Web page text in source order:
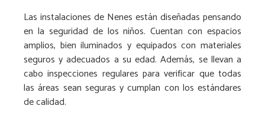
Las instalaciones de Nenes están diseñadas pensando
en la seguridad de los niños. Cuentan con espacios
amplios, bien iluminados y equipados con materiales
seguros y adecuados a su edad. Además, se llevan a
cabo inspecciones regulares para verificar que todas
las áreas sean seguras y cumplan con los estándares
de calidad.